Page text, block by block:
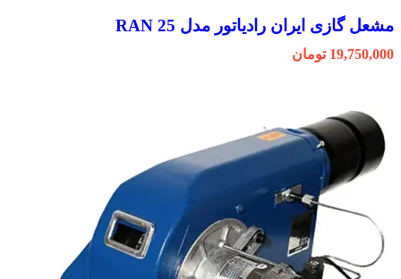
مشعل گازی ایران رادیاتور مدل RAN 25
19,750,000 تومان